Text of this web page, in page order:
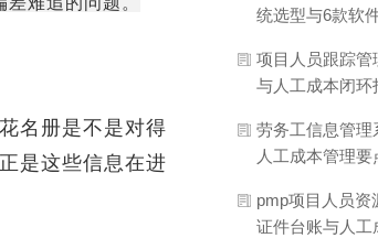
名册是不是对得
是这些信息在进
统选型与6款软
项目人员跟踪管
与人工成本闭环
劳务工信息管
人工成本管理要
pmp项目人员资
证件台账与人工